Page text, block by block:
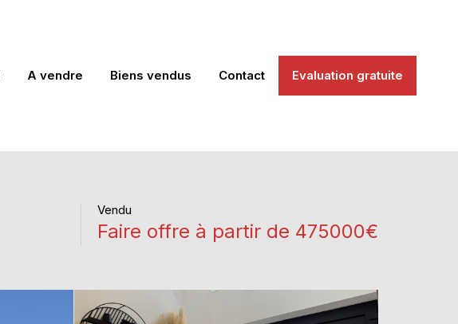
A vendre Biens vendus Contact Evaluation gratuite
Vendu
Faire offre à partir de 475000€